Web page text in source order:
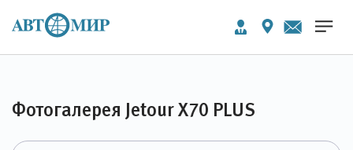
Фотогалерея Jetour X70 PLUS